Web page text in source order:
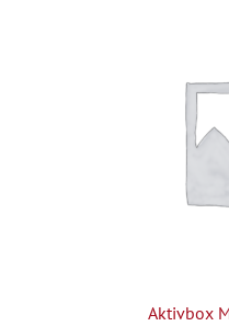
Aktivbox